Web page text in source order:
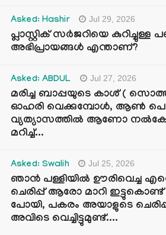
Asked: Hashir Jul 29, 2026
പ്ലാസ്റ്റിക് സർജറിയെ കുറിച്ചുള്ള
അഭിപ്രായങ്ങൾ എന്താണ്?
Asked: ABDUL Jul 27, 2026
മരിച്ച ബാപ്പയുടെ കാശ് (
ഓഹരി വെക്കുമ്പോൾ, ആണ്‍
വ്യത്യാസത്തില്‍ ആണോ
മറിച്ച്...
Asked: Swalih Jul 25, 2026
ഞാൻ പള്ളിയിൽ ഊരിവെച്ച
ചെരിപ്പ് ആരോ മാറി ഇട്ടുകൊണ്ട്
പോയി, പകരം അയാളുടെ
അവിടെ വെച്ചിട്ടുമുണ്ട്....